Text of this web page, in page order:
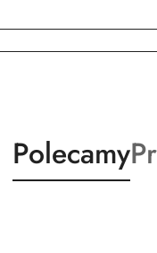
Produkty
o
Polecamy
o